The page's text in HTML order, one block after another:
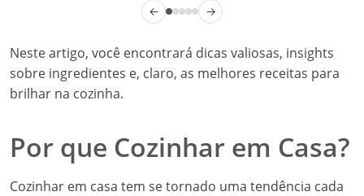
← →
Neste artigo, você encontrará dicas valiosas, insights
sobre ingredientes e, claro, as melhores receitas para
brilhar na cozinha.
Por que Cozinhar em Casa?
Cozinhar em casa tem se tornado uma tendência cada